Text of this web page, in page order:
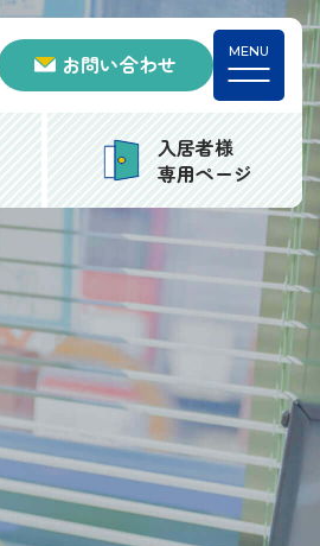
お問い合わせ
入居者様
専用ページ